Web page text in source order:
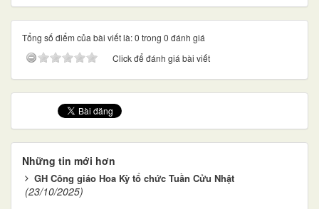
Tổng số điểm của bài viết là: 0 trong 0 đánh giá
Click để đánh giá bài viết
Những tin mới hơn
GH Công giáo Hoa Kỳ tổ chức Tuần Cửu Nhật
(23/10/2025)